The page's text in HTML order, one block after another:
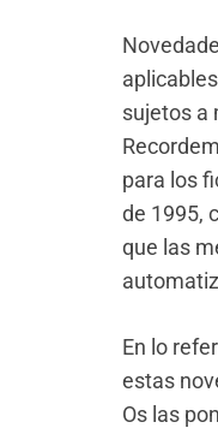
sujetos a
para los
de 1995,
que las
En lo
estas
Os las